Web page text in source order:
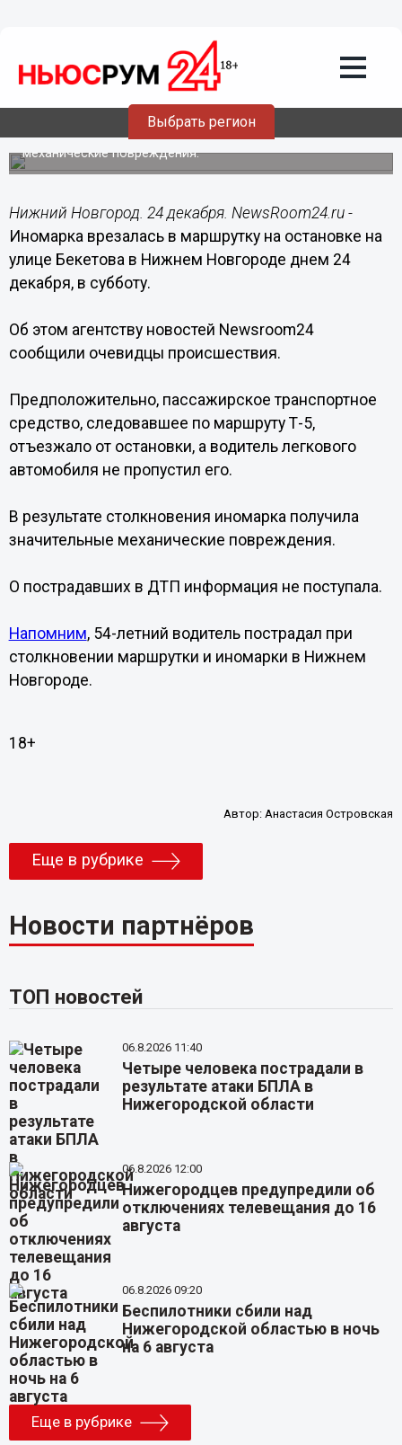
Выбрать регион
Иномарка врезалась в маршрутку на
остановке на улице Бекетова в
Нижнем Новгороде
Легковой автомобиль получил значительные
механические повреждения.
Нижний Новгород. 24 декабря. NewsRoom24.ru -
Иномарка врезалась в маршрутку на остановке на
улице Бекетова в Нижнем Новгороде днем 24
декабря, в субботу.
Об этом агентству новостей Newsroom24
сообщили очевидцы происшествия.
Предположительно, пассажирское транспортное
средство, следовавшее по маршруту Т-5,
отъезжало от остановки, а водитель легкового
автомобиля не пропустил его.
В результате столкновения иномарка получила
значительные механические повреждения.
О пострадавших в ДТП информация не поступала.
Напомним, 54-летний водитель пострадал при
столкновении маршрутки и иномарки в Нижнем
Новгороде.
18+
Автор:Анастасия Островская
Еще в рубрике
Новости партнёров
ТОП новостей
06.8.2026 11:40
Четыре человека пострадали в
результате атаки БПЛА в
Нижегородской области
06.8.2026 12:00
Нижегородцев предупредили об
отключениях телевещания до 16
августа
06.8.2026 09:20
Беспилотники сбили над
Нижегородской областью в ночь
на 6 августа
Еще в рубрике